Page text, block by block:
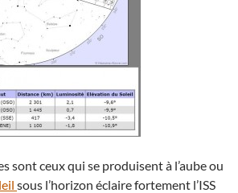
sont ceux qui se produisent à l’aube ou
sous l’horizon éclaire fortement l’ISS